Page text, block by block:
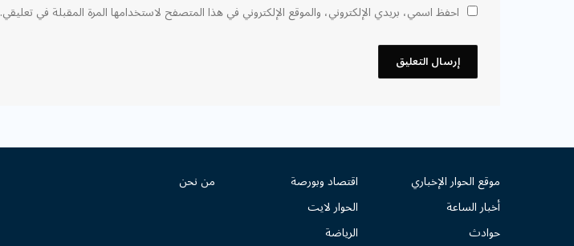
احفظ اسمي، بريدي الإلكتروني، والموقع الإلكتروني في هذا المتصفح لاستخدامها المرة المقبلة في تعليقي.
موقع الحوار الإخباري
أخبار الساعة
حوادث
اقتصاد وبورصة
الحوار لايت
الرياضة
من نحن